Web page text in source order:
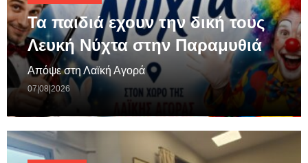
Τα παιδιά εχουν την δική τους
Λευκή Νύχτα στην Παραμυθιά
Απόψε στη Λαϊκή Αγορά
07|08|2026